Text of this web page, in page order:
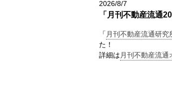
2026/8/7
「月刊不動産流通
「 月刊不動産流通研
た！
詳細は 月刊不動産流